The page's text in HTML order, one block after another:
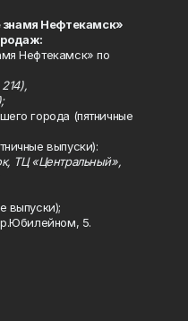
знамя Нефтекамск»
Нефтекамск» по
города (пятничные
выпуски):
ТЦ «Центральный»,
выпуски);
5.